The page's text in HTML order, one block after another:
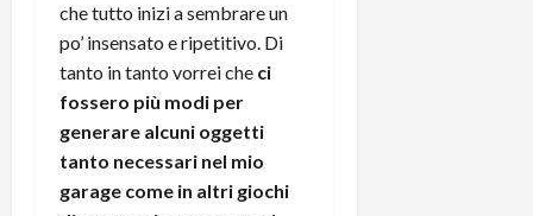
che tutto inizi a sembrare un
po’ insensato e ripetitivo. Di
tanto in tanto vorrei che ci
fossero più modi per
generare alcuni oggetti
tanto necessari nel mio
garage come in altri giochi